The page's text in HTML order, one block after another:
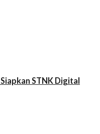
STNK Digital